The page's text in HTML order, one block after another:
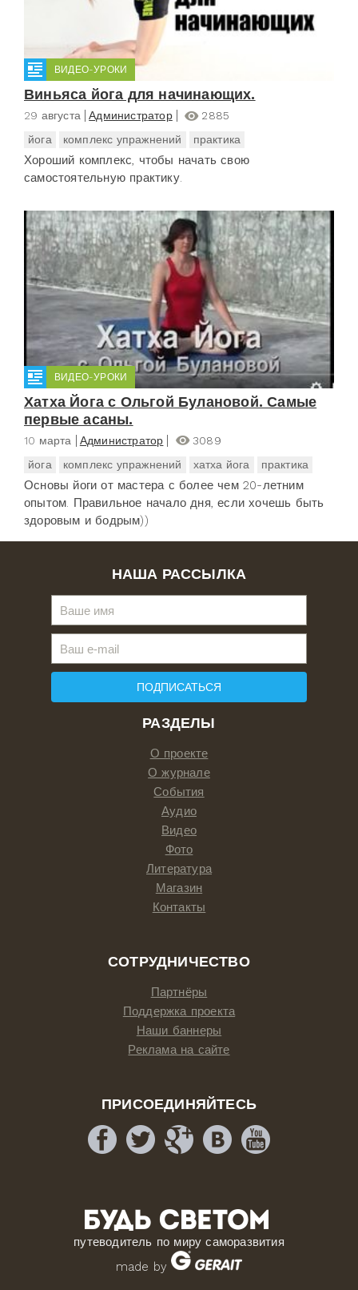
ВИДЕО-УРОКИ
Виньяса йога для начинающих.
29 августа Администратор
2885
йога
комплекс упражнений практика
Хороший комплекс, чтобы начать свою
самостоятельную практику.
ВИДЕО-УРОКИ
Хатха Йога с Ольгой Булановой. Самые
первые асаны.
10 марта Администратор
3089
йога
комплекс упражнений хатха йога практика
Основы йоги от мастера с более чем 20-летним
опытом. Правильное начало дня, если хочешь быть
здоровым и бодрым))
РАЗДЕЛЫ
О проекте
О журнале
События
Аудио
Видео
Фото
Литература
Магазин
Контакты
СОТРУДНИЧЕСТВО
Партнёры
Поддержка проекта
Наши баннеры
Реклама на сайте
ПРИСОЕДИНЯЙТЕСЬ
путеводитель по миру саморазвития
made by
НАША РАССЫЛКА
ПОДПИСАТЬСЯ